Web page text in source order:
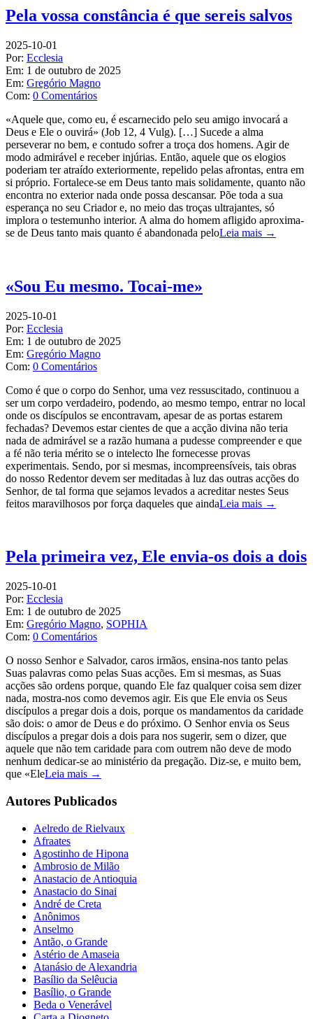
Pela vossa constância é que sereis salvos
2025-10-01
Por: Ecclesia
Em: 1 de outubro de 2025
Em: Gregório Magno
Com: 0 Comentários
«Aquele que, como eu, é escarnecido pelo seu amigo invocará a
Deus e Ele o ouvirá» (Job 12, 4 Vulg). […] Sucede a alma
perseverar no bem, e contudo sofrer a troça dos homens. Agir de
modo admirável e receber injúrias. Então, aquele que os elogios
poderiam ter atraído exteriormente, repelido pelas afrontas, entra em
si próprio. Fortalece-se em Deus tanto mais solidamente, quanto não
encontra no exterior nada onde possa descansar. Põe toda a sua
esperança no seu Criador e, no meio das troças ultrajantes, só
implora o testemunho interior. A alma do homem afligido aproxima-
se de Deus tanto mais quanto é abandonada peloLeia mais →
«Sou Eu mesmo. Tocai-me»
2025-10-01
Por: Ecclesia
Em: 1 de outubro de 2025
Em: Gregório Magno
Com: 0 Comentários
Como é que o corpo do Senhor, uma vez ressuscitado, continuou a
ser um corpo verdadeiro, podendo, ao mesmo tempo, entrar no local
onde os discípulos se encontravam, apesar de as portas estarem
fechadas? Devemos estar cientes de que a acção divina não teria
nada de admirável se a razão humana a pudesse compreender e que
a fé não teria mérito se o intelecto lhe fornecesse provas
experimentais. Sendo, por si mesmas, incompreensíveis, tais obras
do nosso Redentor devem ser meditadas à luz das outras acções do
Senhor, de tal forma que sejamos levados a acreditar nestes Seus
feitos maravilhosos por força daqueles que aindaLeia mais →
Pela primeira vez, Ele envia-os dois a dois
2025-10-01
Por: Ecclesia
Em: 1 de outubro de 2025
Em: Gregório Magno, SOPHIA
Com: 0 Comentários
O nosso Senhor e Salvador, caros irmãos, ensina-nos tanto pelas
Suas palavras como pelas Suas acções. Em si mesmas, as Suas
acções são ordens porque, quando Ele faz qualquer coisa sem dizer
nada, mostra-nos como devemos agir. Eis que Ele envia os Seus
discípulos a pregar dois a dois, porque os mandamentos da caridade
são dois: o amor de Deus e do próximo. O Senhor envia os Seus
discípulos a pregar dois a dois para nos sugerir, sem o dizer, que
aquele que não tem caridade para com outrem não deve de modo
nenhum dedicar-se ao ministério da pregação. Diz-se, e muito bem,
que «EleLeia mais →
Autores Publicados
Aelredo de Rielvaux
Afraates
Agostinho de Hipona
Ambrosio de Milão
Anastacio de Antioquia
Anastacio do Sinai
André de Creta
Anônimos
Anselmo
Antão, o Grande
Astério de Amaseia
Atanásio de Alexandria
Basílio da Selêucia
Basílio, o Grande
Beda o Venerável